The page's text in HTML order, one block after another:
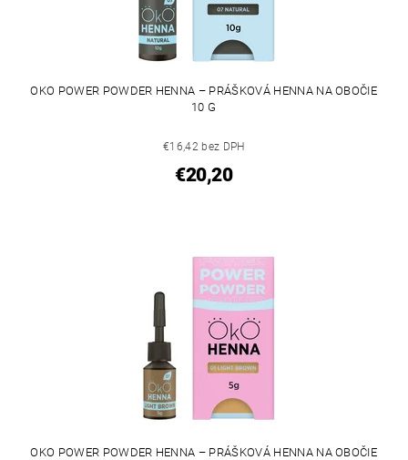
OKO POWER POWDER HENNA – PRÁŠKOVÁ HENNA NA OBOČIE
10 G
€16,42 bez DPH
€20,20
OKO POWER POWDER HENNA – PRÁŠKOVÁ HENNA NA OBOČIE